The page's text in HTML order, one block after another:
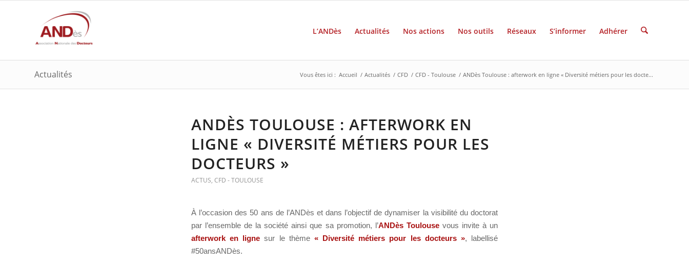
L’ANDès Actualités Nos actions Nos outils Réseaux S’informer Adhérer
Actualités Vous êtes ici : Accueil / Actualités / CFD / CFD - Toulouse / ANDès Toulouse : afterwork en ligne « Diversité métiers pour les docte...
ANDÈS TOULOUSE : AFTERWORK EN
LIGNE « DIVERSITÉ MÉTIERS POUR LES
DOCTEURS »
ACTUS, CFD - TOULOUSE
À l’occasion des 50 ans de l’ANDès et dans l’objectif de dynamiser la visibilité du doctorat
par l’ensemble de la société ainsi que sa promotion, l’ANDès Toulousevous invite à un
afterwork en lignesur le thème « Diversité métiers pour les docteurs », labellisé
#50ansANDès.